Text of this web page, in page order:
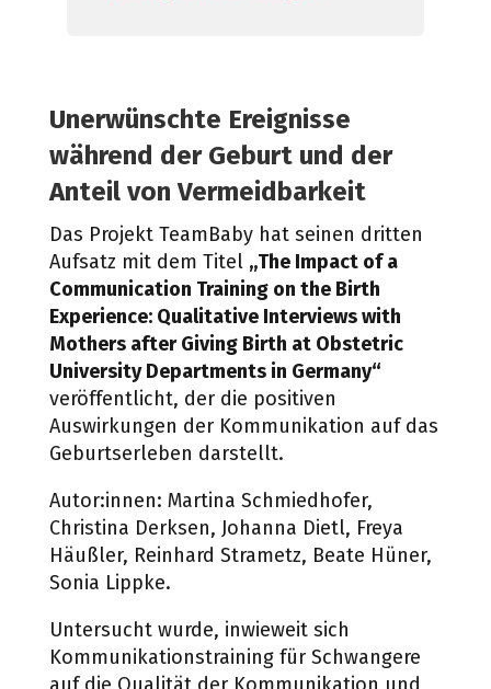
Unerwünschte Ereignisse
während der Geburt und der
Anteil von Vermeidbarkeit
Das Projekt TeamBaby hat seinen dritten
Aufsatz mit dem Titel „The Impact of a
Communication Training on the Birth
Experience: Qualitative Interviews with
Mothers after Giving Birth at Obstetric
University Departments in Germany“
veröffentlicht, der die positiven
Auswirkungen der Kommunikation auf das
Geburtserleben darstellt.
Autor:innen: Martina Schmiedhofer,
Christina Derksen, Johanna Dietl, Freya
Häußler, Reinhard Strametz, Beate Hüner,
Sonia Lippke.
Untersucht wurde, inwieweit sich
Kommunikationstraining für Schwangere